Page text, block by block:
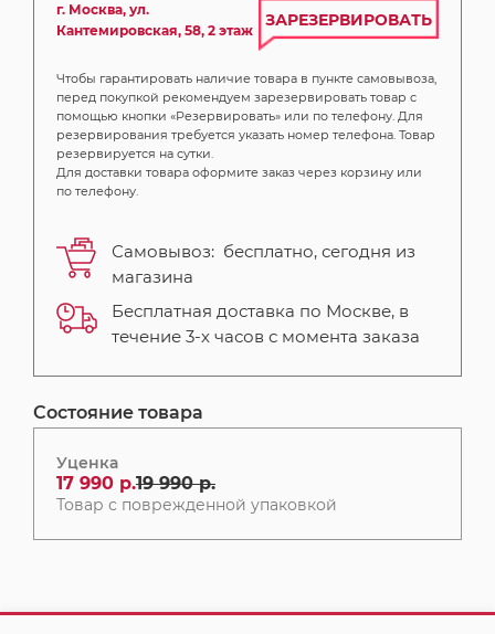
г. Москва, ул.
Кантемировская, 58, 2 этаж
ЗАРЕЗЕРВИРОВАТЬ
Чтобы гарантировать наличие товара в пункте самовывоза,
перед покупкой рекомендуем зарезервировать товар с
помощью кнопки «Резервировать» или по телефону. Для
резервирования требуется указать номер телефона. Товар
резервируется на сутки.
Для доставки товара оформите заказ через корзину или
по телефону.
Самовывоз: бесплатно, сегодня из
магазина
Бесплатная доставка по Москве, в
течение 3-х часов с момента заказа
Состояние товара
Уценка
17 990 р.19 990 р.
Товар с поврежденной упаковкой